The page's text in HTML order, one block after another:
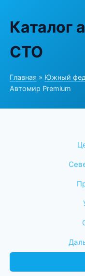
Каталог
СТО
Главная » Южный
Автомир Premium